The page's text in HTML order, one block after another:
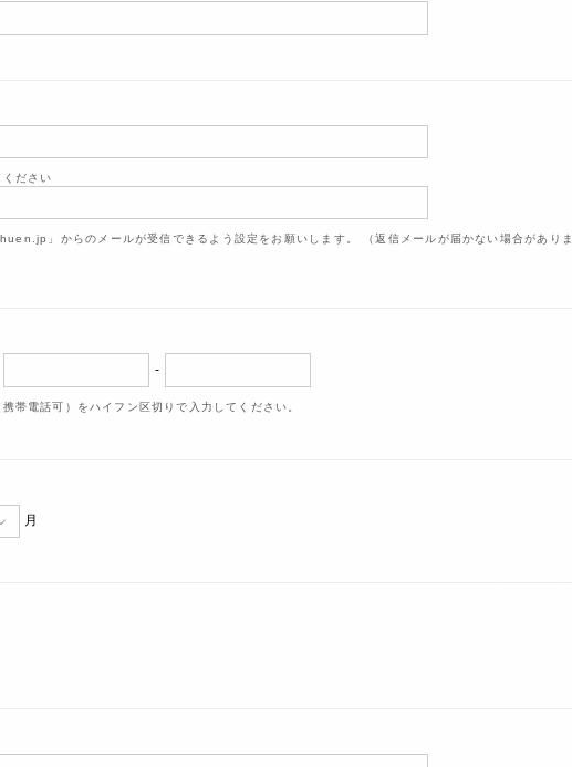
ださい
」からのメールが受信できるよう設定をお願いします。 （返信メールが届かない場合がありま
-
帯電話可）をハイフン区切りで入力してください。
月